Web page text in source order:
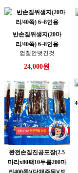
반손질위생지(20마
리/40쪽) 6~8인용
껍질안벗긴것
24,000원
완전손질진공포장(2.5
마리x80팩10두름200마